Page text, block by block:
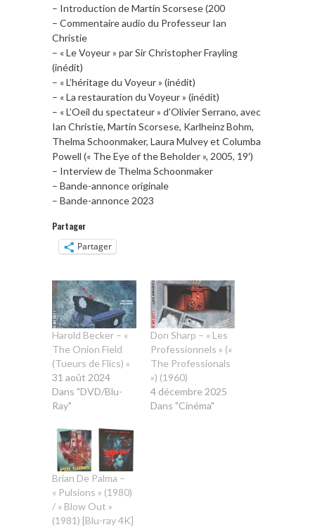
– Introduction de Martin Scorsese (200
– Commentaire audio du Professeur Ian
Christie
– « Le Voyeur » par Sir Christopher Frayling
(inédit)
– « L’héritage du Voyeur » (inédit)
– « La restauration du Voyeur » (inédit)
– « L’Oeil du spectateur » d’Olivier Serrano, avec
Ian Christie, Martin Scorsese, Karlheinz Bohm,
Thelma Schoonmaker, Laura Mulvey et Columba
Powell (« The Eye of the Beholder », 2005, 19′)
– Interview de Thelma Schoonmaker
– Bande-annonce originale
– Bande-annonce 2023
Partager
Partager
Harold Becker – «
The Onion Field
(Tueurs de Flics) »
31 août 2024
Dans "DVD/Blu-
Ray"
Don Sharp – « Les
Professionnels » («
The Professionals
») (1960)
4 décembre 2025
Dans "Cinéma"
Brian De Palma –
« Pulsions » (1980)
/ « Blow Out »
(1981) [Blu-ray 4K]